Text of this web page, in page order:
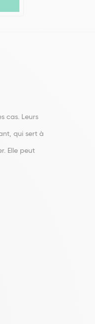
cas. Leurs
qui sert à
Elle peut